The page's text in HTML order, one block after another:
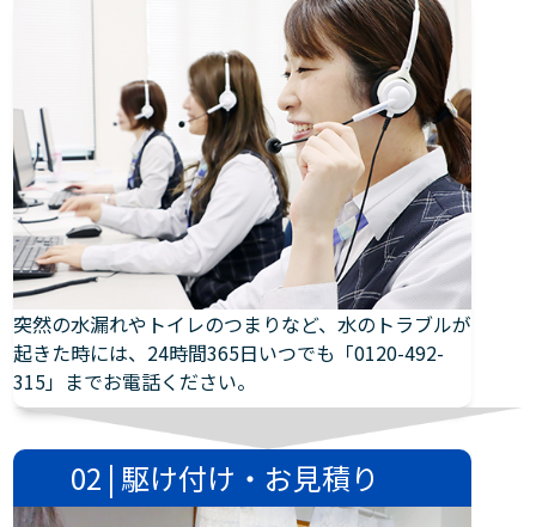
突然の水漏れやトイレのつまりなど、水のトラブルが
起きた時には、24時間365日いつでも「0120-492-
315」までお電話ください。
02 | 駆け付け・お見積り